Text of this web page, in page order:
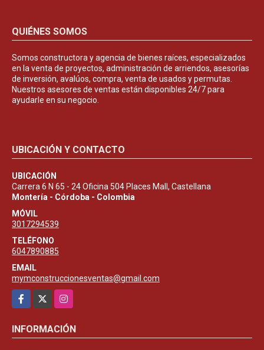
QUIÉNES SOMOS
Somos constructora y agencia de bienes raíces, especializados
en la venta de proyectos, administración de arriendos, asesorías
de inversión, avalúos, compra, venta de usados y permutas.
Nuestros asesores de ventas están disponibles 24/7 para
ayudarle en su negocio.
UBICACIÓN Y CONTACTO
UBICACIÓN
Carrera 6 N 65 - 24 Oficina 504 Places Mall, Castellana
Montería - Córdoba - Colombia
MÓVIL
3017294539
TELÉFONO
6047890885
EMAIL
mymconstruccionesventas@gmail.com
Facebook
Instagram
INFORMACIÓN